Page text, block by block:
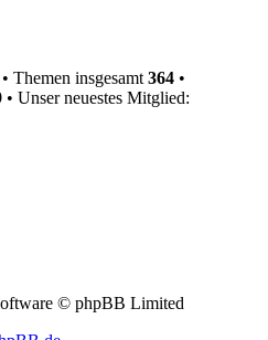
• Themen insgesamt 364 •
• Unser neuestes Mitglied:
© phpBB Limited